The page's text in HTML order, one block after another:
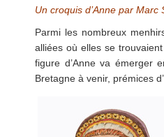
Un croquis d’Anne par
Parmi les nombreux
alliées où elles se
figure d’Anne va émerger
Bretagne à venir, prémices